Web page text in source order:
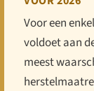
Voor een
voldoet aan
meest